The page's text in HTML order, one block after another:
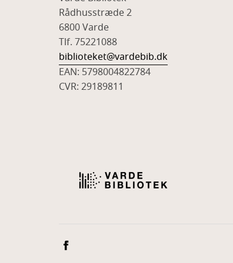
Rådhusstræde 2
6800 Varde
Tlf. 75221088
biblioteket@vardebib.dk
EAN: 5798004822784
CVR: 29189811